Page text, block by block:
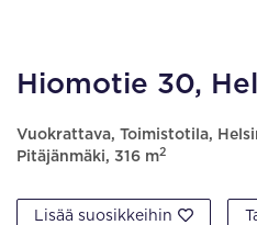
Hiomotie 30,
Vuokrattava, Toimistotila,
Pitäjänmäki, 316 m2
Lisää suosikkeihin